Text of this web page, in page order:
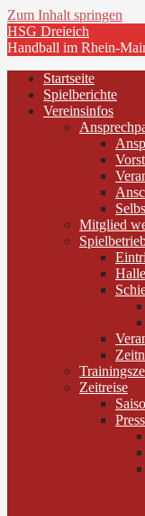
Zum Inhalt springen
HSG Dreieich
Handball im Rhein-
Startseite
Spielberichte
Vereinsinfos
Mitglied
Zeitreise